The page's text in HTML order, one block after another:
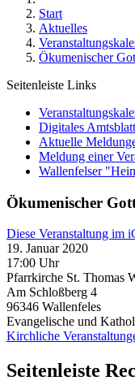
Start
Aktuelles
Ökumenischer
Seitenleiste Links
Digitales Amtsblatt
Aktuelle
Meldung einer
Wallenfelser
Ökumenischer
Diese Veranstaltung im
19. Januar 2020
17:00 Uhr
Pfarrkirche St. Thomas
Am Schloßberg 4
96346 Wallenfeles
Evangelische und
Kirchliche
Seitenleiste